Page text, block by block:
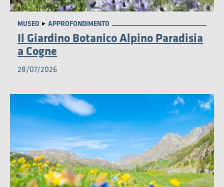
Il Giardino Botanico Alpino Paradisia
a Cogne
28/07/2026
AMBIENTE
MUSEO APPROFONDIMENTO